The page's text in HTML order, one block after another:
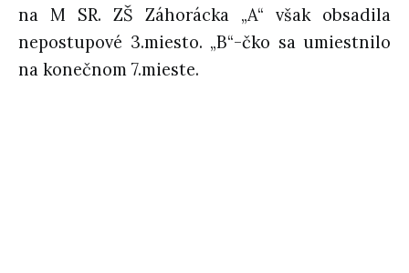
na M SR. ZŠ Záhorácka „A“ však obsadila
nepostupové 3.miesto. „B“-čko sa umiestnilo
na konečnom 7.mieste.